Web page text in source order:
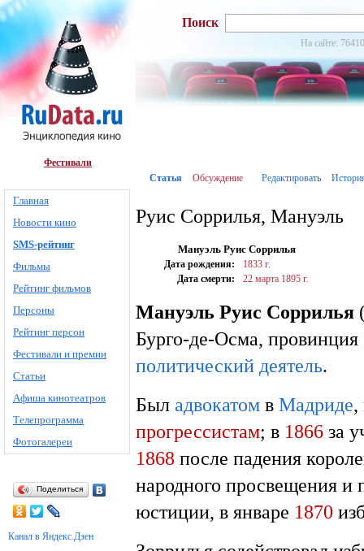
Фестивали
Главная
Новости кино
SMS-рейтинг
Фильмы
Рейтинг фильмов
Персоны
Рейтинг персон
Фестивали и премии
Статьи
Афиша кинотеатров
Телепрограмма
Фотогалереи
Поделиться
Канал в Яндекс.Дзен
Поиск
На сайте:
Статья Обсуждение Редактировать
Руис Соррилья, Мануэль
Мануэль Руис Соррилья
Дата рождения:
1833 г.
Дата смерти:
22 марта 1895 г.
Мануэль Руис Соррилья
Бурго-де-Осма,
политический деятель.
Был адвокатом в Мадриде,
прогрессистам; в 1866 за
1868 после падения
народного просвещения и
юстиции, в январе 1870